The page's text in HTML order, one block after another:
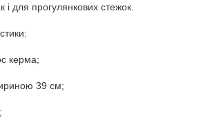
і для прогулянкових стежок.
керма;
39 см;